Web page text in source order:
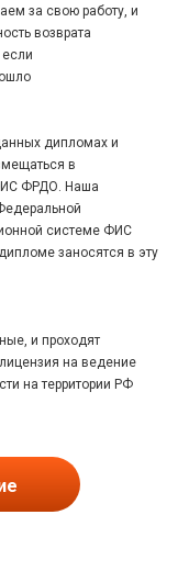
за свою работу, и
возврата
дипломах и
в
ФРДО. Наша
системе ФИС
заносятся в эту
и проходят
на ведение
на территории РФ